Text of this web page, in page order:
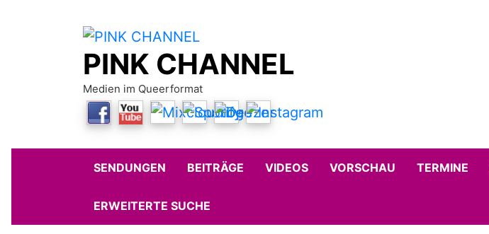
PINK CHANNEL
Medien im Queerformat
SENDUNGEN BEITRÄGE VIDEOS VORSCHAU TERMINE
ERWEITERTE SUCHE